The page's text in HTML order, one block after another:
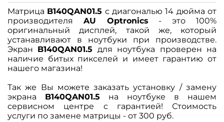
Матрица B140QAN01.5 с диагональю 14 дюйма от
производителя AU Optronics - это 100%
оригинальный дисплей, такой же, который
устанавливают в ноутбуки при производстве.
Экран B140QAN01.5 для ноутбука проверен на
наличие битых пикселей и имеет гарантию от
нашего магазина!
Так же Вы можете заказать установку / замену
экрана B140QAN01.5 на ноутбуке в нашем
сервисном центре с гарантией! Стоимость
услуги по замене матрицы - от 300 руб.